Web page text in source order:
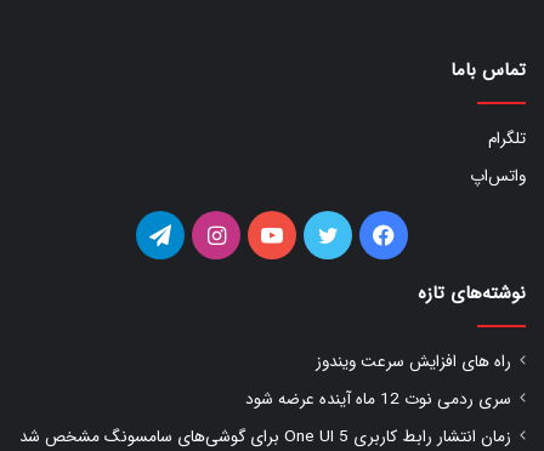
تماس باما
تلگرام
واتس‌اپ
فیس توییتر یوتیوب اینستاگرامتلگرام
نوشته‌های تازه
راه های افزایش سرعت ویندوز
سری ردمی نوت 12 ماه آینده عرضه شود
زمان انتشار رابط کاربری One UI 5 برای گوشی‌های سامسونگ مشخص شد